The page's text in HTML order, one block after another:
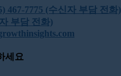
467-7775 (수신자 부담 전화)
부담 전화)
세요